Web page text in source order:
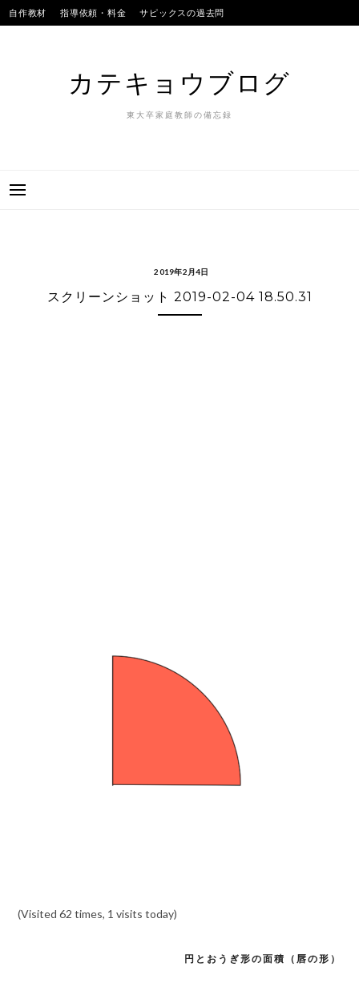
Skip
to
自作教材 指導依頼・料金 サピックスの過去問
カテキョウブログ
東大卒家庭教師の備忘録
2019年2月4日
スクリーンショット 2019-02-04 18.50.31
(Visited 62 times, 1 visits today)
円とおうぎ形の面積（唇の形）